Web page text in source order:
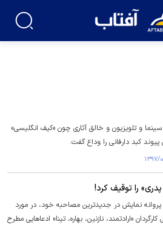
و تلویزیون و خالق آثاری چون «کیف انگلیسی»
کبد دارفانی را وداع گفت.
را توقیف کرد!
نمایش در جدیدترین مصاحبه خود، در مورد
«ارادتمند، نازنین، بهاره، تینا» ادعاهایی مطرح